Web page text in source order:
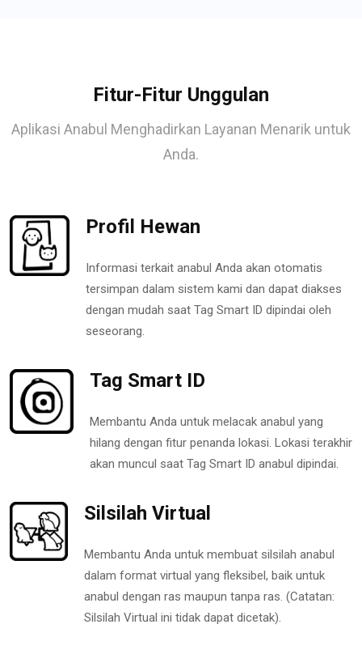
Fitur-Fitur Unggulan
Aplikasi Anabul Menghadirkan Layanan Menarik untuk
Anda.
Profil Hewan
Informasi terkait anabul Anda akan otomatis
tersimpan dalam sistem kami dan dapat diakses
dengan mudah saat Tag Smart ID dipindai oleh
seseorang.
Tag Smart ID
Membantu Anda untuk melacak anabul yang
hilang dengan fitur penanda lokasi. Lokasi terakhir
akan muncul saat Tag Smart ID anabul dipindai.
Silsilah Virtual
Membantu Anda untuk membuat silsilah anabul
dalam format virtual yang fleksibel, baik untuk
anabul dengan ras maupun tanpa ras. (Catatan:
Silsilah Virtual ini tidak dapat dicetak).